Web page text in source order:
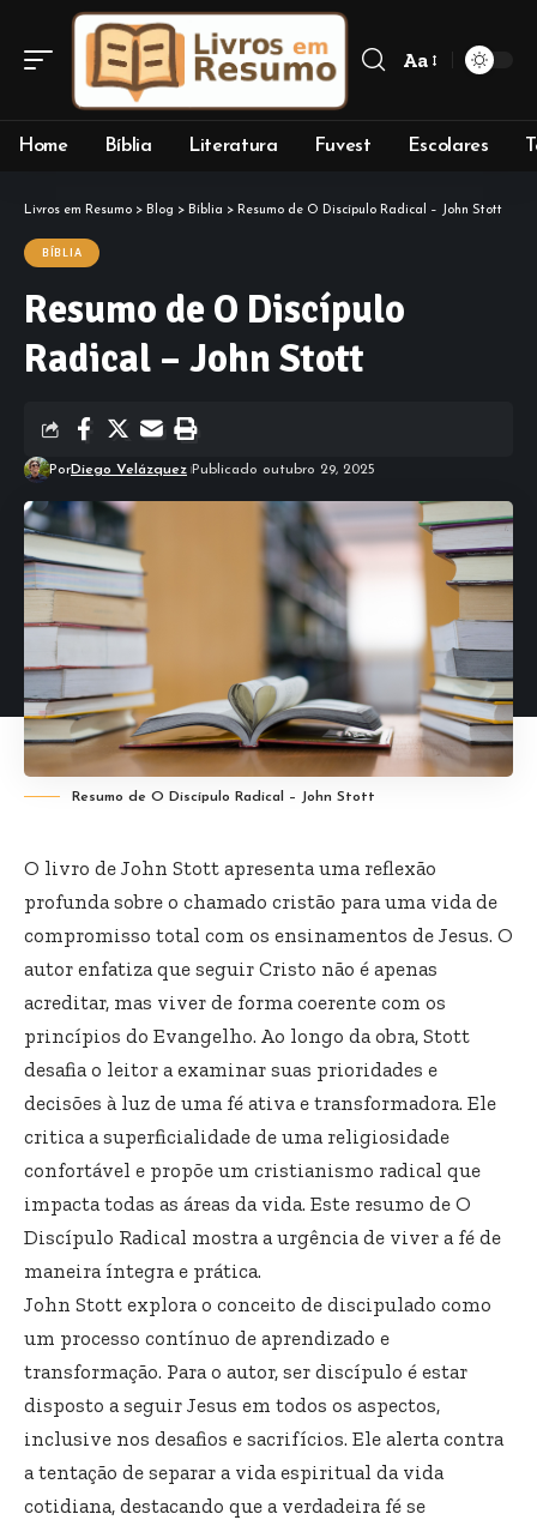
Font
Aa
Home Bíblia Literatura Fuvest Escolares
Livros em Resumo > Blog > Bíblia > Resumo de O Discípulo Radical – John Stott
BÍBLIA
Resumo de O Discípulo
Radical – John Stott
PorDiego Velázquez Publicado outubro 29, 2025
Resumo de O Discípulo Radical – John Stott
O livro de John Stott apresenta uma reflexão
profunda sobre o chamado cristão para uma vida de
compromisso total com os ensinamentos de Jesus. O
autor enfatiza que seguir Cristo não é apenas
acreditar, mas viver de forma coerente com os
princípios do Evangelho. Ao longo da obra, Stott
desafia o leitor a examinar suas prioridades e
decisões à luz de uma fé ativa e transformadora. Ele
critica a superficialidade de uma religiosidade
confortável e propõe um cristianismo radical que
impacta todas as áreas da vida. Este resumo de O
Discípulo Radical mostra a urgência de viver a fé de
maneira íntegra e prática.
John Stott explora o conceito de discipulado como
um processo contínuo de aprendizado e
transformação. Para o autor, ser discípulo é estar
disposto a seguir Jesus em todos os aspectos,
inclusive nos desafios e sacrifícios. Ele alerta contra
a tentação de separar a vida espiritual da vida
cotidiana, destacando que a verdadeira fé se